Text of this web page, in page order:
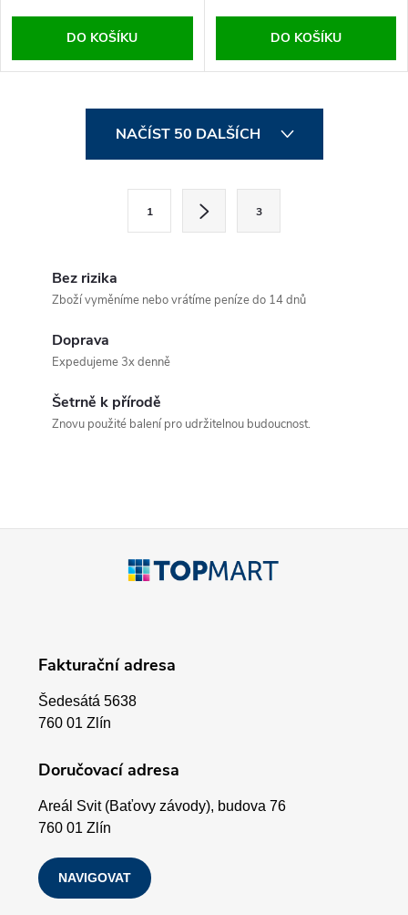
DO KOŠÍKU DO KOŠÍKU
k
NAČÍST 50 DALŠÍCH
1 3
Bez rizika
Zboží vyměníme nebo vrátíme peníze do 14 dnů
Doprava
Expedujeme 3x denně
Šetrně k přírodě
Znovu použité balení pro udržitelnou budoucnost.
Fakturační adresa
Šedesátá 5638
760 01 Zlín
Doručovací adresa
Areál Svit (Baťovy závody), budova 76
760 01 Zlín
NAVIGOVAT